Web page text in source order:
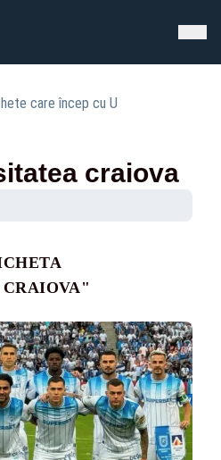
care încep cu U
craiova